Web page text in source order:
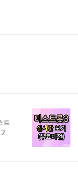
나
러
있
이
트
월 2
합